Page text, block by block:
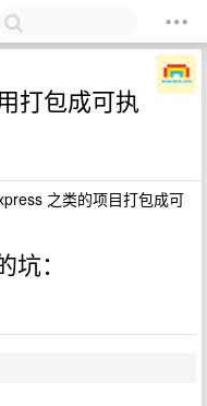
打包成可执
之类的项目打包成可
：